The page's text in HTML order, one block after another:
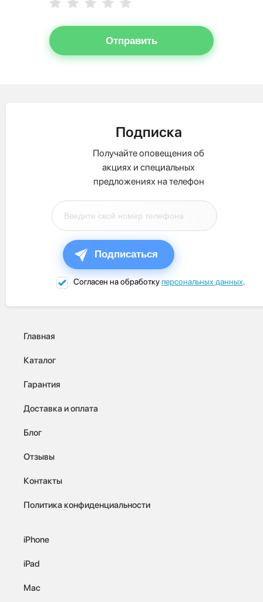
Отправить
Подписка
Получайте оповещения об
акциях и специальных
предложениях на телефон
Подписаться
Согласен на обработкуперсональных данных.
Главная
Каталог
Гарантия
Доставка и оплата
Блог
Отзывы
Контакты
Политика конфиденциальности
iPhone
iPad
Mac